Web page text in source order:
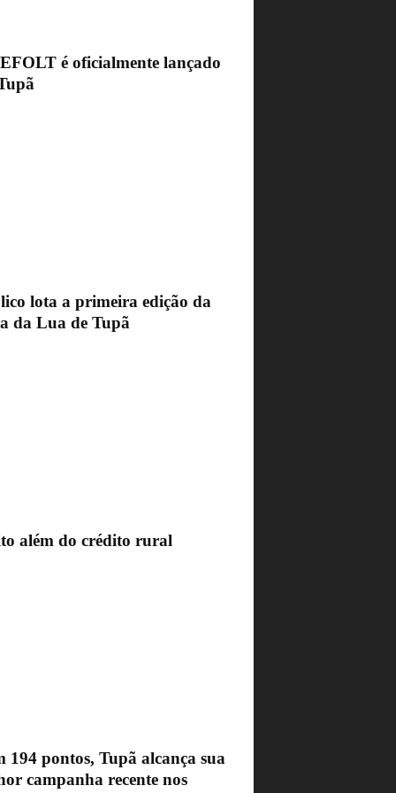
é oficialmente lançado
lota a primeira edição da
da Lua de Tupã
além do crédito rural
194 pontos, Tupã alcança sua
campanha recente nos